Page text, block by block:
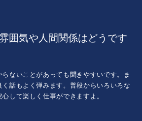
囲気や人間関係はどうです
ないことがあっても聞きやすいです。ま
話もよく弾みます。普段からいろいろな
して楽しく仕事ができますよ。